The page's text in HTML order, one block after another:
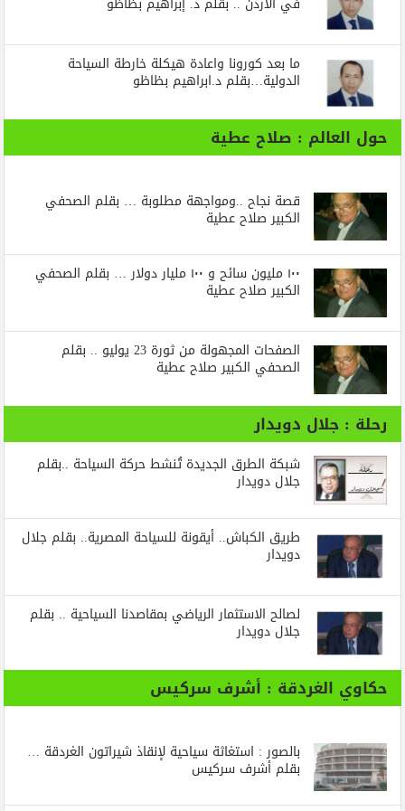
ما بعد كورونا واعادة هيكلة خارطة السياحة
الدولية…بقلم د.ابراهيم بظاظو
حول العالم : صلاح عطية
قصة نجاح ..ومواجهة مطلوبة … بقلم الصحفي
الكبير صلاح عطية
١٠٠ مليون سائح و ١٠٠ مليار دولار … بقلم الصحفي
الكبير صلاح عطية
الصفحات المجهولة من ثورة 23 يوليو .. بقلم
الصحفي الكبير صلاح عطية
رحلة : جلال دويدار
شبكة الطرق الجديدة تُنشط حركة السياحة ..بقلم
جلال دويدار
طريق الكباش.. أيقونة للسياحة المصرية.. بقلم جلال
دويدار
لصالح الاستثمار الرياضي بمقاصدنا السياحية .. بقلم
جلال دويدار
حكاوي الغردقة : أشرف سركيس
بالصور : استغاثة سياحية لإنقاذ شيراتون الغردقة …
بقلم أشرف سركيس